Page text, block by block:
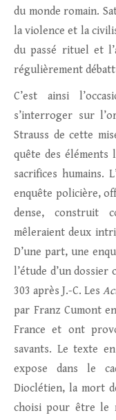
du monde romain.
la violence et la
du passé rituel et
régulièrement
C’est ainsi
s’interroger sur
Strauss de cette
quête des éléments
sacrifices humains.
enquête policière,
dense, construit
mêleraient deux
D’une part, une
l’étude d’un dossier
303 après J.-C. Les
par Franz Cumont
France et ont
savants. Le texte
expose dans le
Dioclétien, la mort
choisi pour être le